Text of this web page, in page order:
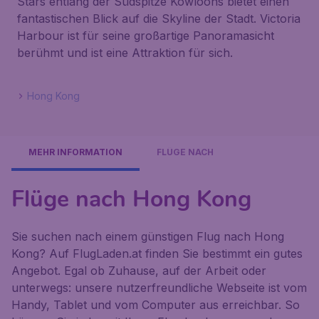
fantastischen Blick auf die Skyline der Stadt. Victoria
Harbour ist für seine großartige Panoramasicht
berühmt und ist eine Attraktion für sich.
Hong Kong
MEHR INFORMATION FLÜGE NACH
Flüge nach Hong Kong
Sie suchen nach einem günstigen Flug nach Hong
Kong? Auf FlugLaden.at finden Sie bestimmt ein gutes
Angebot. Egal ob Zuhause, auf der Arbeit oder
unterwegs: unsere nutzerfreundliche Webseite ist vom
Handy, Tablet und vom Computer aus erreichbar. So